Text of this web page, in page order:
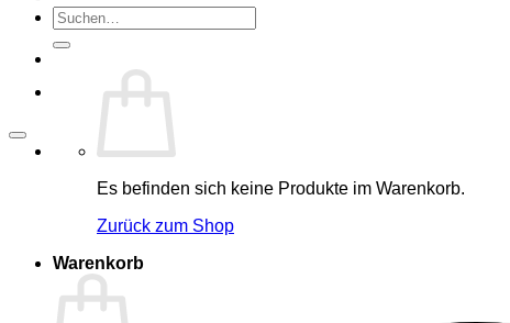
Suche
nach:
Es befinden sich keine Produkte im Warenkorb.
Zurück zum Shop
Warenkorb